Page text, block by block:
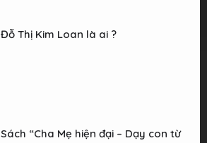
Đỗ Thị Kim Loan là ai ?
Sách “Cha Mẹ hiện đại – Dạy con từ